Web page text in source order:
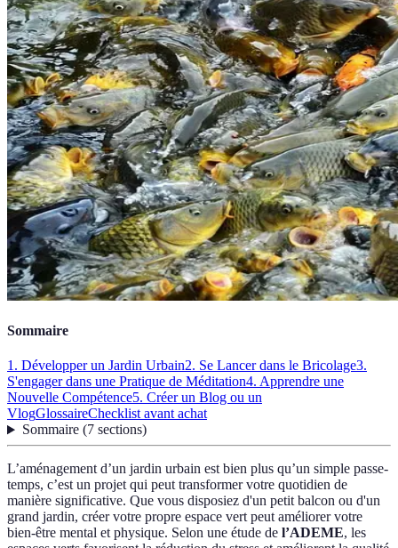
Sommaire
1. Développer un Jardin Urbain2. Se Lancer dans le Bricolage3.
S'engager dans une Pratique de Méditation4. Apprendre une
Nouvelle Compétence5. Créer un Blog ou un
VlogGlossaireChecklist avant achat
Sommaire(7 sections)
L’aménagement d’un jardin urbain est bien plus qu’un simple passe-
temps, c’est un projet qui peut transformer votre quotidien de
manière significative. Que vous disposiez d'un petit balcon ou d'un
grand jardin, créer votre propre espace vert peut améliorer votre
bien-être mental et physique. Selon une étude de l’ADEME, les